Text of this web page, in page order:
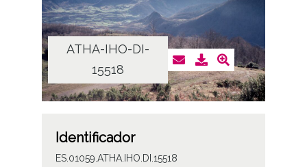
ATHA-IHO-DI-
15518
Identificador
ES.01059.ATHA.IHO.DI.15518